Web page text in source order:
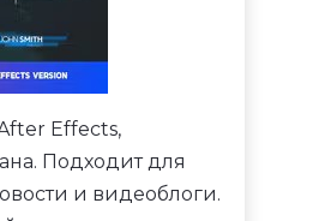
Effects,
Подходит для
и видеоблоги.